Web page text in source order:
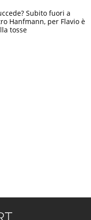
Subito fuori a
Hanfmann, per Flavio è
tosse